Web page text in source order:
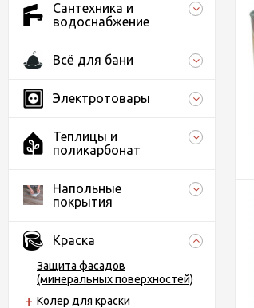
Сантехника и
водоснабжение
Всё для бани
Электротовары
Теплицы и
поликарбонат
Напольные
покрытия
Краска
Защита фасадов
(минеральных поверхностей)
Колер для краски